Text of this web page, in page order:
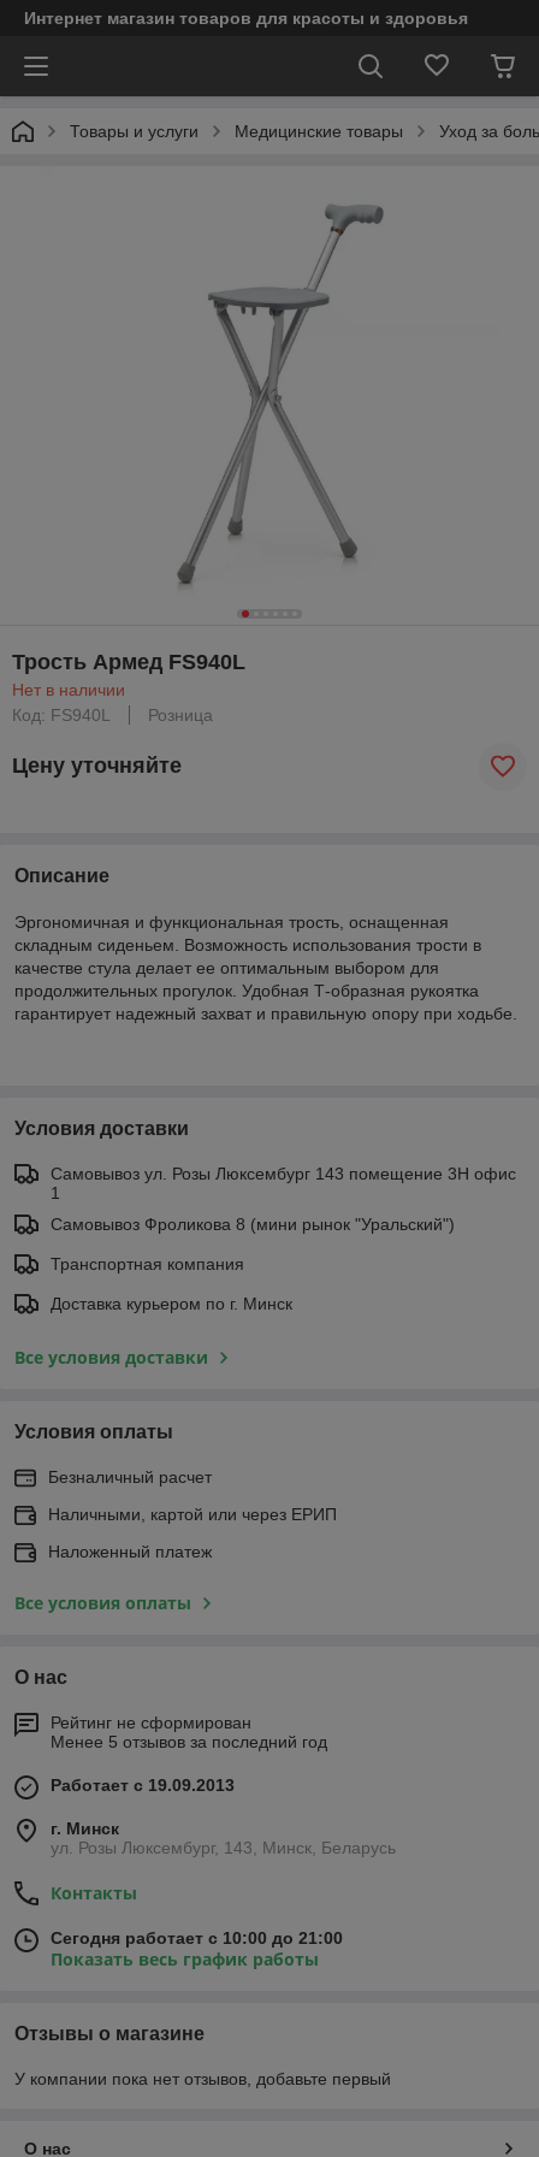
Интернет магазин товаров для красоты и здоровья
Товары и услуги Медицинские товары Уход за
Трость Армед FS940L
Нет в наличии
Код: FS940L
Розница
Цену уточняйте
Описание
Эргономичная и функциональная трость, оснащенная
складным сиденьем. Возможность использования трости в
качестве стула делает ее оптимальным выбором для
продолжительных прогулок. Удобная Т-образная рукоятка
гарантирует надежный захват и правильную опору при ходьбе.
Условия доставки
Самовывоз ул. Розы Люксембург 143 помещение 3Н офис
1
Самовывоз Фроликова 8 (мини рынок "Уральский")
Транспортная компания
Доставка курьером по г. Минск
Все условия доставки
Условия оплаты
Безналичный расчет
Наличными, картой или через ЕРИП
Наложенный платеж
Все условия оплаты
О нас
Рейтинг не сформирован
Менее 5 отзывов за последний год
Работает с 19.09.2013
г. Минск
ул. Розы Люксембург, 143, Минск, Беларусь
Контакты
Сегодня работает с 10:00 до 21:00
Показать весь график работы
Отзывы о магазине
У компании пока нет отзывов, добавьте первый
О нас